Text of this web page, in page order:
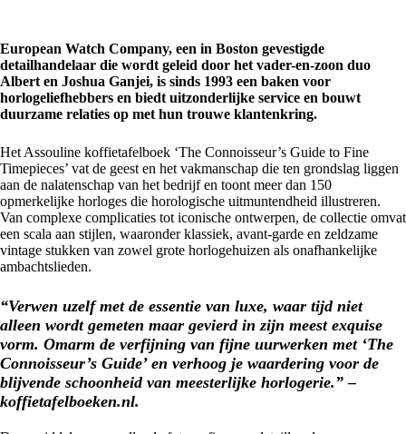
European Watch Company, een in Boston gevestigde
detailhandelaar die wordt geleid door het vader-en-zoon duo
Albert en Joshua Ganjei, is sinds 1993 een baken voor
horlogeliefhebbers en biedt uitzonderlijke service en bouwt
duurzame relaties op met hun trouwe klantenkring.
Het Assouline koffietafelboek ‘The Connoisseur’s Guide to Fine
Timepieces’ vat de geest en het vakmanschap die ten grondslag liggen
aan de nalatenschap van het bedrijf en toont meer dan 150
opmerkelijke horloges die horologische uitmuntendheid illustreren.
Van complexe complicaties tot iconische ontwerpen, de collectie omvat
een scala aan stijlen, waaronder klassiek, avant-garde en zeldzame
vintage stukken van zowel grote horlogehuizen als onafhankelijke
ambachtslieden.
“Verwen uzelf met de essentie van luxe, waar tijd niet
alleen wordt gemeten maar gevierd in zijn meest exquise
vorm. Omarm de verfijning van fijne uurwerken met ‘The
Connoisseur’s Guide’ en verhoog je waardering voor de
blijvende schoonheid van meesterlijke horlogerie.” –
koffietafelboeken.nl.